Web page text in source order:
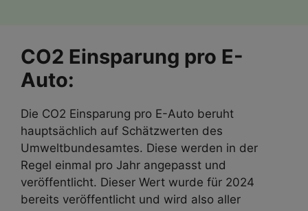
CO2 Einsparung pro E-
Auto:
Die CO2 Einsparung pro E-Auto beruht
hauptsächlich auf Schätzwerten des
Umweltbundesamtes. Diese werden in der
Regel einmal pro Jahr angepasst und
veröffentlicht. Dieser Wert wurde für 2024
bereits veröffentlicht und wird also aller